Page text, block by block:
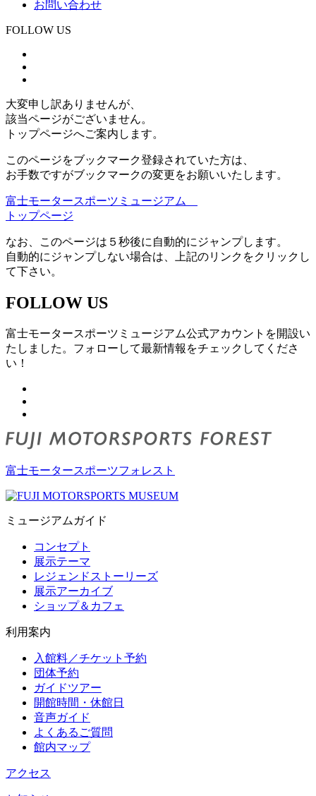
お問い合わせ
FOLLOW US
大変申し訳ありませんが、
該当ページがございません。
トップページへご案内します。
このページをブックマーク登録されていた方は、
お手数ですがブックマークの変更をお願いいたします。
富士モータースポーツミュージアム
トップページ
なお、このページは５秒後に自動的にジャンプします。
自動的にジャンプしない場合は、上記のリンクをクリックし
て下さい。
FOLLOW US
富士モータースポーツミュージアム公式アカウントを開設い
たしました。フォローして最新情報をチェックしてくださ
い！
富士モータースポーツフォレスト
ミュージアムガイド
コンセプト
展示テーマ
レジェンドストーリーズ
展示アーカイブ
ショップ＆カフェ
利用案内
入館料／チケット予約
団体予約
ガイドツアー
開館時間・休館日
音声ガイド
よくあるご質問
館内マップ
アクセス